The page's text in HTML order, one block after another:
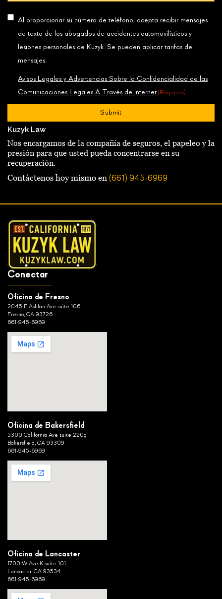
Consent
(Required)
Al proporcionar su número de teléfono, acepta recibir mensajes
de texto de los abogados de accidentes automovilísticos y
lesiones personales de Kuzyk. Se pueden aplicar tarifas de
mensajes.
Avisos Legales y Advertencias Sobre la Confidencialidad de las
Comunicaciones Legales A Través de Internet (Required)
Kuzyk Law
Nos encargamos de la compañía de seguros, el papeleo y la
presión para que usted pueda concentrarse en su
recuperación.
Contáctenos hoy mismo en (661) 945-6969
Conectar
Oficina de Fresno
2045 E Ashlan Ave suite 106
Fresno, CA 93726
661-945-6969
Oficina de Bakersfield
5300 California Ave suite 220g
Bakersfield, CA 93309
661-945-6969
Oficina de Lancaster
1700 W Ave K suite 101
Lancaster, CA 93534
661-945-6969